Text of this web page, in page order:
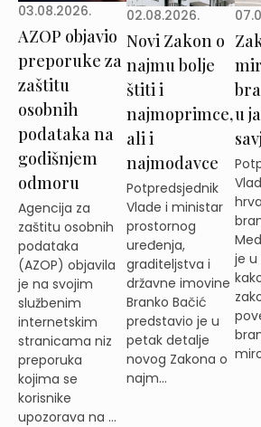
03.08.2026.
AZOP objavio
preporuke za
zaštitu
osobnih
podataka na
godišnjem
odmoru
Agencija za
zaštitu osobnih
podataka
(AZOP) objavila
je na svojim
službenim
internetskim
stranicama niz
preporuka
kojima se
korisnike
upozorava na ...
02.08.2026.
Novi Zakon o
najmu bolje
štiti i
najmoprimce,
ali i
najmodavce
Potpredsjednik
Vlade i ministar
prostornog
uređenja,
graditeljstva i
državne imovine
Branko Bačić
predstavio je u
petak detalje
novog Zakona o
najm...
u
je